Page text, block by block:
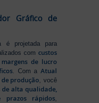
Gráfico de
é projetada para
com custos
de lucro
. Com a Atual
produção , você
de alta qualidade,
prazos rápidos,